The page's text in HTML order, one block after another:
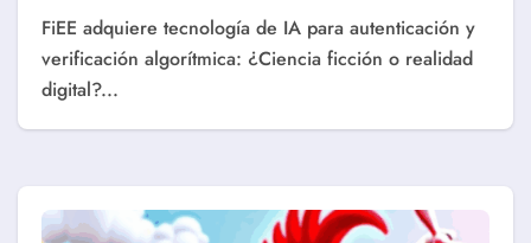
FiEE adquiere tecnología de IA para autenticación y
verificación algorítmica: ¿Ciencia ficción o realidad
digital?...